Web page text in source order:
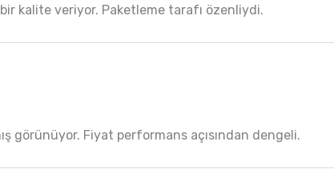
kalite veriyor. Paketleme tarafı özenliydi.
görünüyor. Fiyat performans açısından dengeli.